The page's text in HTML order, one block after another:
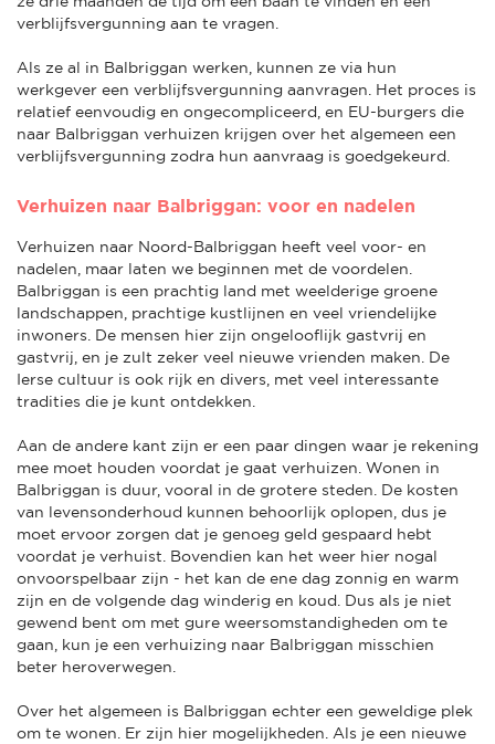
verblijfsvergunning aan te vragen.
Als ze al in Balbriggan werken, kunnen ze via hun
werkgever een verblijfsvergunning aanvragen. Het proces is
relatief eenvoudig en ongecompliceerd, en EU-burgers die
naar Balbriggan verhuizen krijgen over het algemeen een
verblijfsvergunning zodra hun aanvraag is goedgekeurd.
Verhuizen naar Balbriggan: voor en nadelen
Verhuizen naar Noord-Balbriggan heeft veel voor- en
nadelen, maar laten we beginnen met de voordelen.
Balbriggan is een prachtig land met weelderige groene
landschappen, prachtige kustlijnen en veel vriendelijke
inwoners. De mensen hier zijn ongelooflijk gastvrij en
gastvrij, en je zult zeker veel nieuwe vrienden maken. De
Ierse cultuur is ook rijk en divers, met veel interessante
tradities die je kunt ontdekken.
Aan de andere kant zijn er een paar dingen waar je rekening
mee moet houden voordat je gaat verhuizen. Wonen in
Balbriggan is duur, vooral in de grotere steden. De kosten
van levensonderhoud kunnen behoorlijk oplopen, dus je
moet ervoor zorgen dat je genoeg geld gespaard hebt
voordat je verhuist. Bovendien kan het weer hier nogal
onvoorspelbaar zijn - het kan de ene dag zonnig en warm
zijn en de volgende dag winderig en koud. Dus als je niet
gewend bent om met gure weersomstandigheden om te
gaan, kun je een verhuizing naar Balbriggan misschien
beter heroverwegen.
Over het algemeen is Balbriggan echter een geweldige plek
om te wonen. Er zijn hier mogelijkheden. Als je een nieuwe